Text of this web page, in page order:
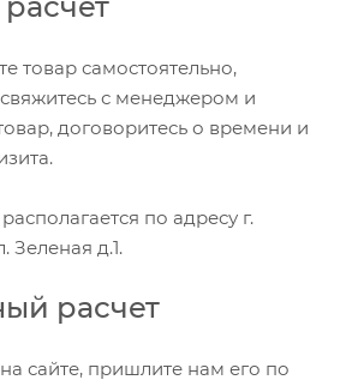
товар самостоятельно,
с менеджером и
договоритесь о времени и
по адресу г.
Зеленая д.1.
расчет
сайте, пришлите нам его по